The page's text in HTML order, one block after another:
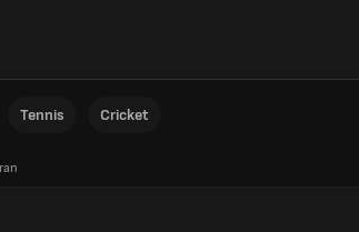
Tennis Cricket